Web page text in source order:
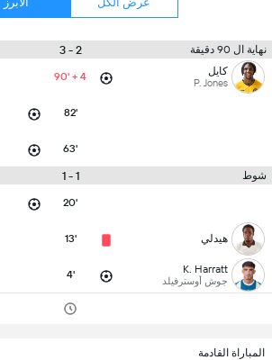
نهاية ال 90 دقيقة 2 - 3
كايل
P. Jones
90' + 4
82'
63'
شوط 1 - 1
20'
هيدلي 13'
K. Harratt
جوش أوسترفيلد 4'
المباراة القادمة